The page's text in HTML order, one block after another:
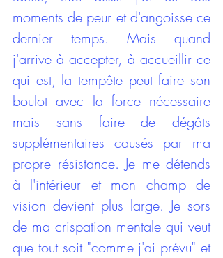
moments de peur et d'angoisse ce
dernier temps. Mais quand
j'arrive à accepter, à accueillir ce
qui est, la tempête peut faire son
boulot avec la force nécessaire
mais sans faire de dégâts
supplémentaires causés par ma
propre résistance. Je me détends
à l'intérieur et mon champ de
vision devient plus large. Je sors
de ma crispation mentale qui veut
que tout soit "comme j'ai prévu" et